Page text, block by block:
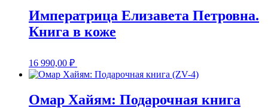
Императрица Елизавета Петровна.
Книга в коже
16 990,00 ₽
Омар Хайям: Подарочная книга